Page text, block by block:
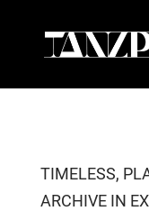
TIMELESS,
ARCHIVE IN